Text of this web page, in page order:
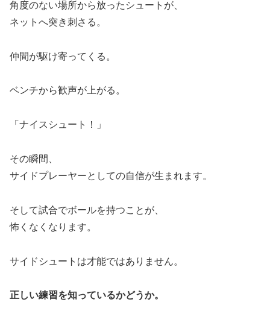
角度のない場所から放ったシュートが、
ネットへ突き刺さる。
仲間が駆け寄ってくる。
ベンチから歓声が上がる。
「ナイスシュート！」
その瞬間、
サイドプレーヤーとしての自信が生まれます。
そして試合でボールを持つことが、
怖くなくなります。
サイドシュートは才能ではありません。
正しい練習を知っているかどうか。